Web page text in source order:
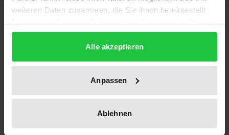
weiteren Daten zusammen, die Sie ihnen bereitgestellt
gesammelt haben.
Alle akzeptieren
Anpassen
Ablehnen
Description
The procedure by which the judges of the Federal
Constitutional Court are elected, which had been
substantively modified in June 2015. The election still
has to be held by the Bundestag, but is now
accomplished by its plenum and no longer by a
twelve-headed committee. This thesis analyzes the